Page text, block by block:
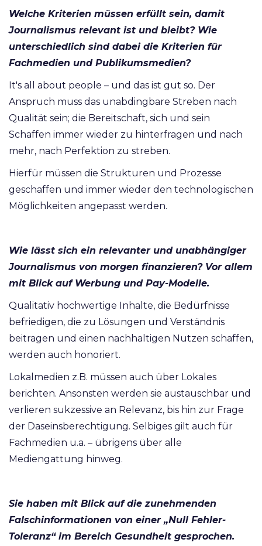
Welche Kriterien müssen erfüllt sein, damit
Journalismus relevant ist und bleibt? Wie
unterschiedlich sind dabei die Kriterien für
Fachmedien und Publikumsmedien?
It's all about people – und das ist gut so. Der
Anspruch muss das unabdingbare Streben nach
Qualität sein; die Bereitschaft, sich und sein
Schaffen immer wieder zu hinterfragen und nach
mehr, nach Perfektion zu streben.
Hierfür müssen die Strukturen und Prozesse
geschaffen und immer wieder den technologischen
Möglichkeiten angepasst werden.
Wie lässt sich ein relevanter und unabhängiger
Journalismus von morgen finanzieren? Vor allem
mit Blick auf Werbung und Pay-Modelle.
Qualitativ hochwertige Inhalte, die Bedürfnisse
befriedigen, die zu Lösungen und Verständnis
beitragen und einen nachhaltigen Nutzen schaffen,
werden auch honoriert.
Lokalmedien z.B. müssen auch über Lokales
berichten. Ansonsten werden sie austauschbar und
verlieren sukzessive an Relevanz, bis hin zur Frage
der Daseinsberechtigung. Selbiges gilt auch für
Fachmedien u.a. – übrigens über alle
Mediengattung hinweg.
Sie haben mit Blick auf die zunehmenden
Falschinformationen von einer „Null Fehler-
Toleranz“ im Bereich Gesundheit gesprochen.